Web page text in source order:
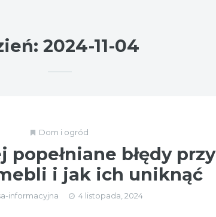
2024-11-04
Dom i ogród
popełniane błędy przy
i jak ich uniknąć
informacyjna 4 listopada, 2024